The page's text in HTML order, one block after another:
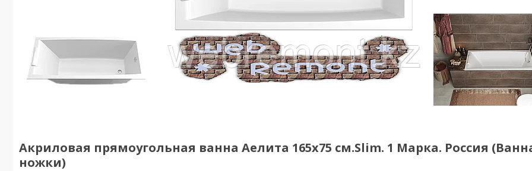
Акриловая прямоугольная ванна Аелита 165х75 см.Slim. 1 Марка. Россия
ножки)